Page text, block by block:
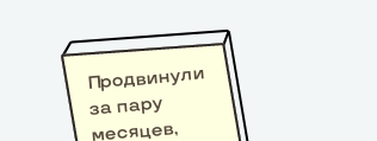
Продвинули
за пару
месяцев,